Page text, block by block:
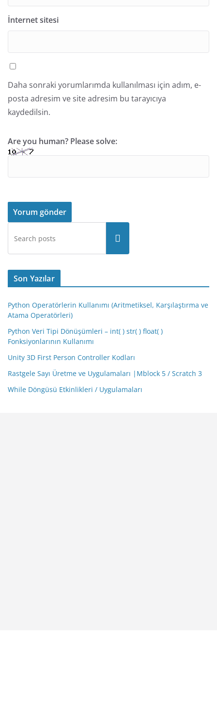
İnternet sitesi
Daha sonraki yorumlarımda kullanılması için adım, e-
posta adresim ve site adresim bu tarayıcıya
kaydedilsin.
Are you human? Please solve:
Son Yazılar
Python Operatörlerin Kullanımı (Aritmetiksel, Karşılaştırma ve
Atama Operatörleri)
Python Veri Tipi Dönüşümleri – int( ) str( ) float( )
Fonksiyonlarının Kullanımı
Unity 3D First Person Controller Kodları
Rastgele Sayı Üretme ve Uygulamaları |Mblock 5 / Scratch 3
While Döngüsü Etkinlikleri / Uygulamaları